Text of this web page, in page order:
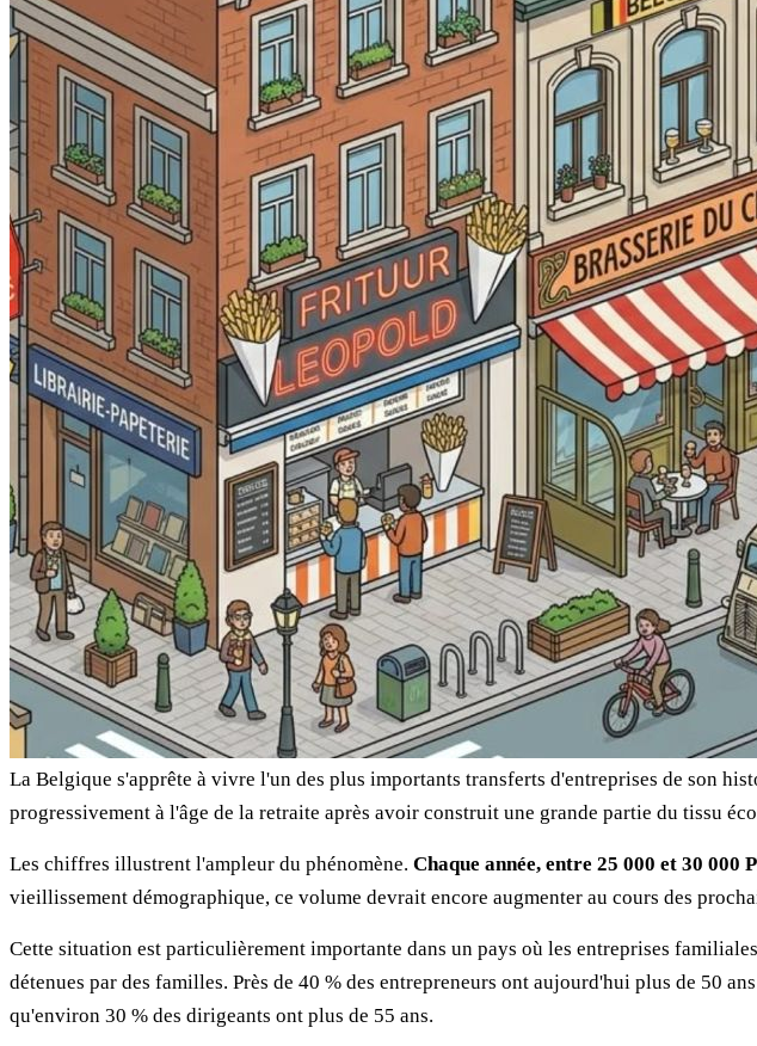
La Belgique s'apprête à vivre l'un des plus importants transferts d'entreprises de son
progressivement à l'âge de la retraite après avoir construit une grande partie du tissu
Les chiffres illustrent l'ampleur du phénomène. Chaque année, entre 25 000 et 30 000
vieillissement démographique, ce volume devrait encore augmenter au cours des
Cette situation est particulièrement importante dans un pays où les entreprises
détenues par des familles. Près de 40 % des entrepreneurs ont aujourd'hui plus de 50
qu'environ 30 % des dirigeants ont plus de 55 ans.